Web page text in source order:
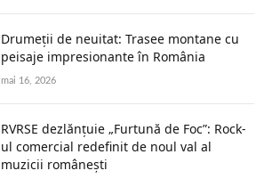
Drumeții de neuitat: Trasee montane cu
peisaje impresionante în România
mai 16, 2026
RVRSE dezlănțuie „Furtună de Foc”: Rock-
ul comercial redefinit de noul val al
muzicii românești